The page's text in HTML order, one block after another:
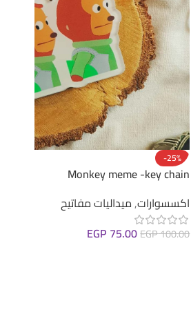
-25%
Monkey meme -key chain
اكسسوارات,ميداليات مفاتيح
EGP100.00
EGP 75.00